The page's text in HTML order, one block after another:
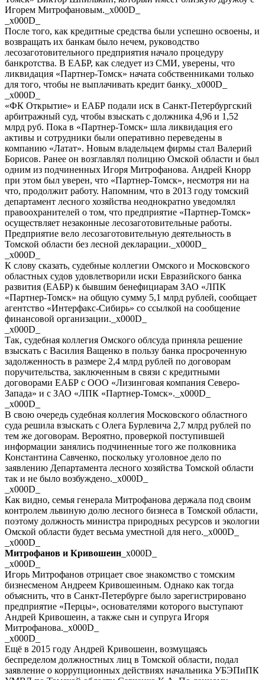
Игорем Митрофановым._x000D_
_x000D_
После того, как кредитные средства были успешно освоены, и
возвращать их банкам было нечем, руководство
лесозаготовительного предприятия начало процедуру
банкротства. В ЕАБР, как следует из СМИ, уверены, что
ликвидация «Партнер-Томск» начата собственниками только
для того, чтобы не выплачивать кредит банку._x000D_
_x000D_
«ФК Открытие» и ЕАБР подали иск в Санкт-Петербургский
арбитражный суд, чтобы взыскать с должника 4,96 и 1,52
млрд руб. Пока в «Партнер-Томск» шла ликвидация его
активы и сотрудники были оперативно переведены в
компанию «Латат». Новым владельцем фирмы стал Валерий
Борисов. Ранее он возглавлял полицию Омской области и был
одним из подчиненных Игоря Митрофанова. Андрей Кнорр
при этом был уверен, что «Партнер-Томск», несмотря ни на
что, продолжит работу. Напомним, что в 2013 году томский
департамент лесного хозяйства неоднократно уведомлял
правоохранителей о том, что предприятие «Партнер-Томск»
осуществляет незаконные лесозаготовительные работы.
Предприятие вело лесозаготовительную деятельность в
Томской области без лесной декларации._x000D_
_x000D_
К слову сказать, судебные коллегии Омского и Московского
областных судов удовлетворили иски Евразийского банка
развития (ЕАБР) к бывшим бенефициарам ЗАО «ЛПК
«Партнер-Томск» на общую сумму 5,1 млрд рублей, сообщает
агентство «Интерфакс-Сибирь» со ссылкой на сообщение
финансовой организации._x000D_
_x000D_
Так, судебная коллегия Омского облсуда приняла решение
взыскать с Василия Ващенко в пользу банка просроченную
задолженность в размере 2,4 млрд рублей по договорам
поручительства, заключенным в связи с кредитными
договорами ЕАБР с ООО «Лизинговая компания Северо-
Запада» и с ЗАО «ЛПК «Партнер-Томск»._x000D_
_x000D_
В свою очередь судебная коллегия Московского областного
суда решила взыскать с Олега Бурлевича 2,7 млрд рублей по
тем же договорам. Вероятно, проверкой поступившей
информации занялись подчиненные того же полковника
Константина Савченко, поскольку уголовное дело по
заявлению Департамента лесного хозяйства Томской области
так и не было возбуждено._x000D_
_x000D_
Как видно, семья генерала Митрофанова держала под своим
контролем львиную долю лесного бизнеса в Томской области,
поэтому должность министра природных ресурсов и экологии
Омской области будет весьма уместной для него._x000D_
_x000D_
Митрофанов и Кривошеин _x000D_
_x000D_
Игорь Митрофанов отрицает свое знакомство с томским
бизнесменом Андреем Кривошеиным. Однако как тогда
объяснить, что в Санкт-Петербурге было зарегистрировано
предприятие «Перцы», основателями которого выступают
Андрей Кривошеин, а также сын и супруга Игоря
Митрофанова._x000D_
_x000D_
Ещё в 2015 году Андрей Кривошеин, возмущаясь
беспределом должностных лиц в Томской области, подал
заявление о коррупционных действиях начальника УБЭПиПК